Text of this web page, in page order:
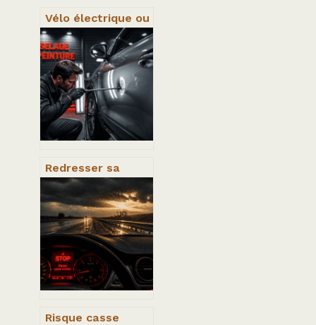
Vélo électrique ou
trottinette : 4
critères pour
choisir votre
mobilité durable
chez Atoocycles
Redresser sa
carrosserie soi-
même : économie
réelle ou risque
de dégradation ?
Risque casse